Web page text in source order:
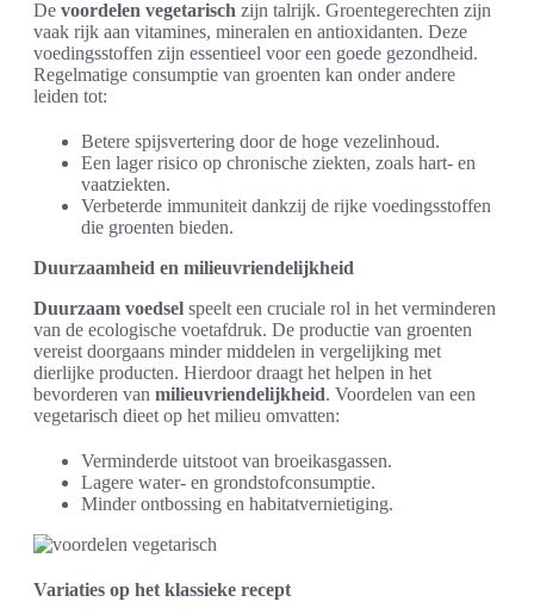
De voordelen vegetarisch zijn talrijk. Groentegerechten zijn
vaak rijk aan vitamines, mineralen en antioxidanten. Deze
voedingsstoffen zijn essentieel voor een goede gezondheid.
Regelmatige consumptie van groenten kan onder andere
leiden tot:
Betere spijsvertering door de hoge vezelinhoud.
Een lager risico op chronische ziekten, zoals hart- en
vaatziekten.
Verbeterde immuniteit dankzij de rijke voedingsstoffen
die groenten bieden.
Duurzaamheid en milieuvriendelijkheid
Duurzaam voedsel speelt een cruciale rol in het verminderen
van de ecologische voetafdruk. De productie van groenten
vereist doorgaans minder middelen in vergelijking met
dierlijke producten. Hierdoor draagt het helpen in het
bevorderen van milieuvriendelijkheid. Voordelen van een
vegetarisch dieet op het milieu omvatten:
Verminderde uitstoot van broeikasgassen.
Lagere water- en grondstofconsumptie.
Minder ontbossing en habitatvernietiging.
Variaties op het klassieke recept